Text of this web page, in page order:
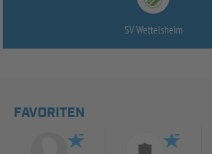
SV Wettelsheim
FAVORITEN